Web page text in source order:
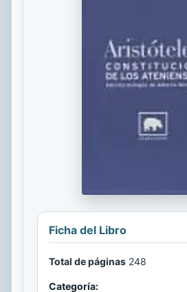
Ficha del Libro
Total de páginas 248
Categoría: